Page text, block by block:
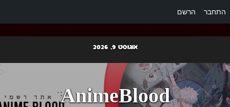
התחבר הרשם
content
אוגוסט 9, 2026
AnimeBlood